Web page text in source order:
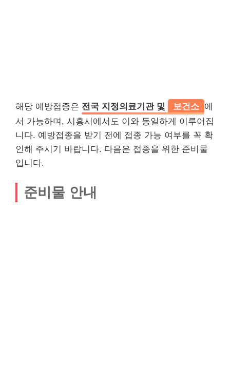
해당 예방접종은 전국 지정의료기관 및 보건소 에
서 가능하며, 시흥시에서도 이와 동일하게 이루어집
니다. 예방접종을 받기 전에 접종 가능 여부를 꼭 확
인해 주시기 바랍니다. 다음은 접종을 위한 준비물
입니다.
준비물 안내